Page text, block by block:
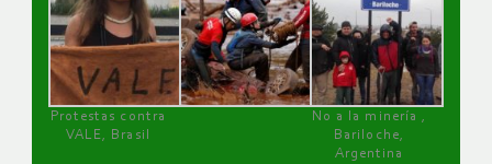
Protestas contra
VALE, Brasil
No a la minería ,
Bariloche,
Argentina